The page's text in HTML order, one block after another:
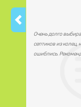
Очень долго
септиков из
ошиблись.